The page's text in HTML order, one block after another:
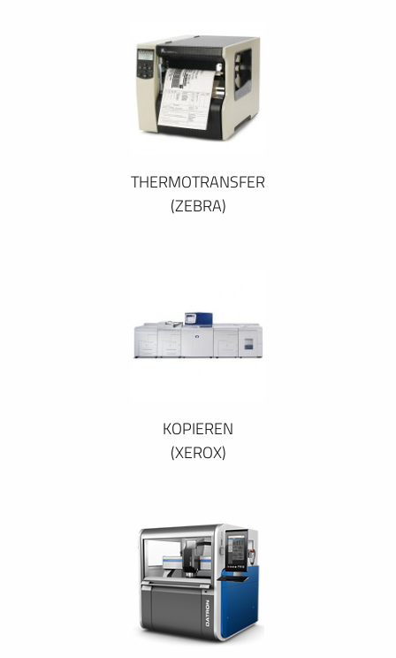
THERMOTRANSFER
(ZEBRA)
KOPIEREN
(XEROX)